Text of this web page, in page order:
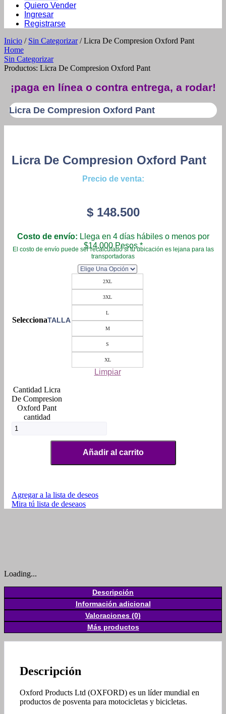
Quiero Vender
Ingresar
Registrarse
Inicio / Sin Categorizar/ Licra De Compresion Oxford Pant
Home
Sin Categorizar
Productos: Licra De Compresion Oxford Pant
¡paga en línea o contra entrega, a rodar!
Licra De Compresion Oxford Pant
Licra De Compresion Oxford Pant
Precio de venta:
$148.500
Costo de envío: Llega en 4 días hábiles o menos por
$14.000 Pesos.*
El costo de envío puede ser recalculado si tu ubicación es lejana para las
transportadoras
TALLA
2XL
3XL
L
M
S
XL
Limpiar
Licra
De Compresion
Oxford Pant
cantidad
Añadir al carrito
Agregar a la lista de deseos
Mira tú lista de deseaos
Loading...
Descripción
Información adicional
Valoraciones (0)
Más productos
Descripción
Oxford Products Ltd (OXFORD) es un líder mundial en
productos de posventa para motocicletas y bicicletas.